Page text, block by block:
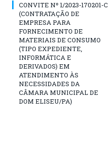
CONVITE Nº 1/2023-170201-C
(CONTRATAÇÃO DE
EMPRESA PARA
FORNECIMENTO DE
MATERIAIS DE CONSUMO
(TIPO EXPEDIENTE,
INFORMÁTICA E
DERIVADOS) EM
ATENDIMENTO ÀS
NECESSIDADES DA
CÂMARA MUNICIPAL DE
DOM ELISEU/PA)